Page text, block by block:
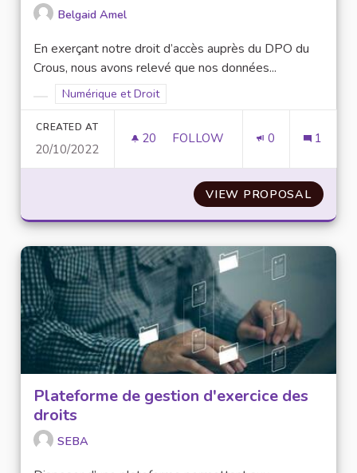
Belgaid Amel
En exerçant notre droit d’accès auprès du DPO du
Crous, nous avons relevé que nos données...
Filter results for category:
Filter results for scope: Numérique et Droit
Numérique et Droit
CREATED AT
20/10/2022
20 20 FOLLOWERS
FOLLOW 0 1
VIEW PROPOSALMISE
Plateforme de gestion d'exercice des
droits
SEBA